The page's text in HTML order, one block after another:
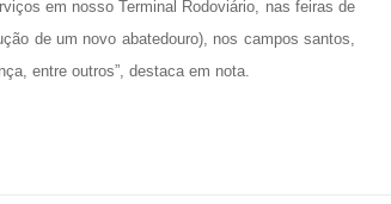
em nosso Terminal Rodoviário, nas feiras de
de um novo abatedouro), nos campos santos,
entre outros”, destaca em nota.